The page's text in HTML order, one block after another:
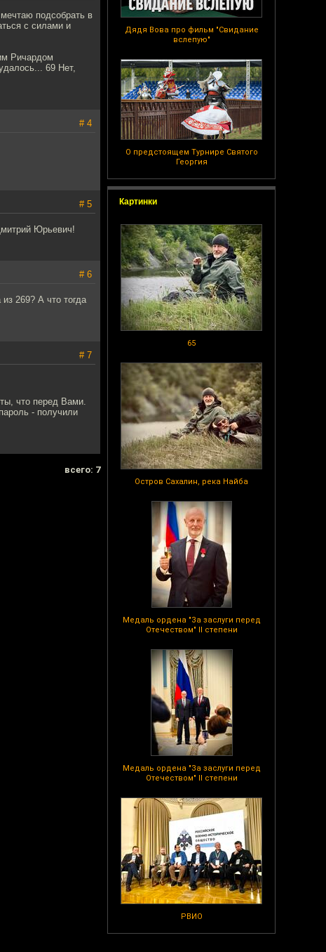
Дядя Вова про фильм "Свидание
вслепую"
О предстоящем Турнире Святого
Георгия
Картинки
65
Остров Сахалин, река Найба
Медаль ордена "За заслуги перед
Отечеством" II степени
Медаль ордена "За заслуги перед
Отечеством" II степени
РВИО
подсобрать в
с силами и
Ричардом
69 Нет,
# 4
# 5
Юрьевич!
# 6
269? А что тогда
# 7
что перед Вами.
- получили
всего: 7